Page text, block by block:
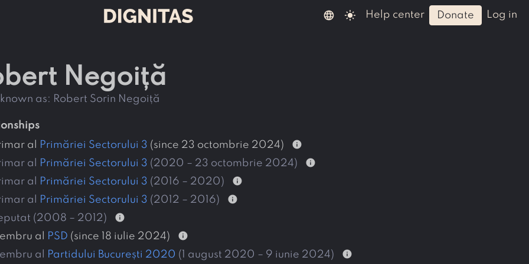
language light_mode help center donate log in
Negoiță
known as: Robert Sorin Negoiță
al
Primăriei Sectorului 3 (since 23 octombrie 2024)
info
al
Primăriei Sectorului 3 (2020 – 23 octombrie 2024)
info
al
Primăriei Sectorului 3 (2016 – 2020)
info
al
Primăriei Sectorului 3 (2012 – 2016)
info
(2008 – 2012)
info
al
PSD (since 18 iulie 2024)
info
al
Partidului București 2020 (1 august 2020 – 9 iunie 2024)
info